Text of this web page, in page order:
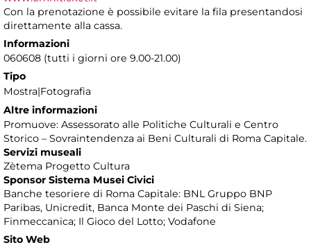
Con la prenotazione è possibile evitare la fila presentandosi
direttamente alla cassa.
Informazioni
060608 (tutti i giorni ore 9.00-21.00)
Tipo
Mostra|Fotografia
Altre informazioni
Promuove: Assessorato alle Politiche Culturali e Centro
Storico – Sovraintendenza ai Beni Culturali di Roma Capitale.
Servizi museali
Zètema Progetto Cultura
Sponsor Sistema Musei Civici
Banche tesoriere di Roma Capitale: BNL Gruppo BNP
Paribas, Unicredit, Banca Monte dei Paschi di Siena;
Finmeccanica; Il Gioco del Lotto; Vodafone
Sito Web